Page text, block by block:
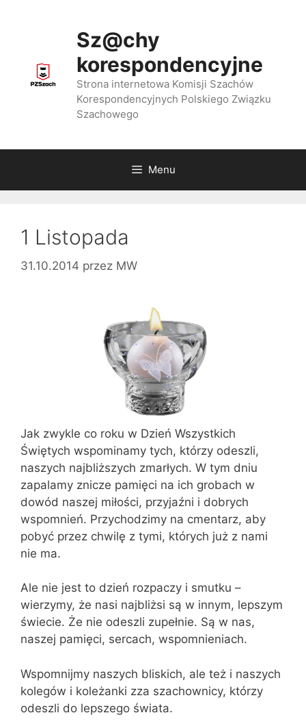
Sz@chy
korespondencyjne
Strona internetowa Komisji Szachów
Korespondencyjnych Polskiego Związku
Szachowego
Menu
1 Listopada
31.10.2014 przez MW
Jak zwykle co roku w Dzień Wszystkich
Świętych wspominamy tych, którzy odeszli,
naszych najbliższych zmarłych. W tym dniu
zapalamy znicze pamięci na ich grobach w
dowód naszej miłości, przyjaźni i dobrych
wspomnień. Przychodzimy na cmentarz, aby
pobyć przez chwilę z tymi, których już z nami
nie ma.
Ale nie jest to dzień rozpaczy i smutku –
wierzymy, że nasi najbliżsi są w innym, lepszym
świecie. Że nie odeszli zupełnie. Są w nas,
naszej pamięci, sercach, wspomnieniach.
Wspomnijmy naszych bliskich, ale też i naszych
kolegów i koleżanki zza szachownicy, którzy
odeszli do lepszego świata.